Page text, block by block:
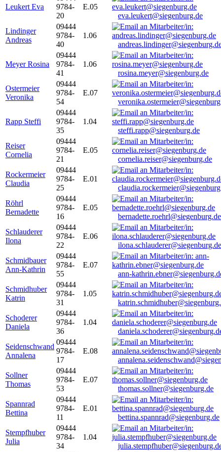
Leukert Eva
9784-
20
E.05
eva.leukert@siegenburg.de
Lindinger
Andreas
09444
9784-
40
1.06
Meyer Rosina
09444
9784-
41
1.06
rosina.meyer@siegenburg.de
Ostermeier
Veronika
09444
9784-
54
E.07
Rapp Steffi
09444
9784-
35
1.04
steffi.rapp@siegenburg.de
Reiser
Cornelia
09444
9784-
21
E.05
cornelia.reiser@siegenburg.de
Rockermeier
Claudia
09444
9784-
25
E.01
Röhrl
Bernadette
09444
9784-
16
E.05
bernadette.roehrl@siegenburg.de
Schlauderer
Ilona
09444
9784-
22
E.06
ilona.schlauderer@siegenburg.de
Schmidbauer
Ann-Kathrin
09444
9784-
55
E.07
ann-
Schmidhuber
Katrin
09444
9784-
31
1.05
Schoderer
Daniela
09444
9784-
36
1.04
Seidenschwand
Annalena
09444
9784-
17
E.08
Sollner
Thomas
09444
9784-
53
E.07
thomas.sollner@siegenburg.de
Spannrad
Bettina
09444
9784-
11
E.01
bettina.spannrad@siegenburg.de
Stempfhuber
Julia
09444
9784-
34
1.04